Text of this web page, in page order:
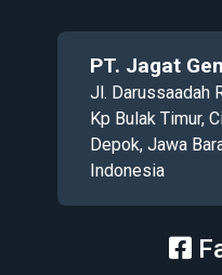
PT. Jagat
Jl. Darussaadah
Kp Bulak Timur,
Depok, Jawa
Indonesia